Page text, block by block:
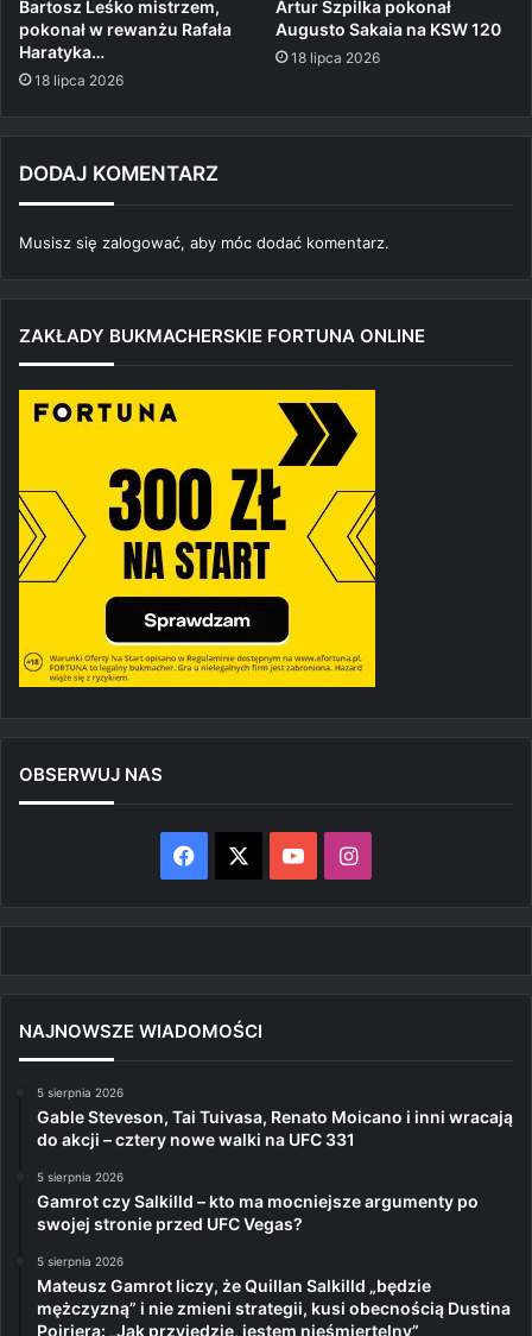
Bartosz Leśko mistrzem,
pokonał w rewanżu Rafała
Haratyka…
18 lipca 2026
Artur Szpilka pokonał
Augusto Sakaia na KSW 120
18 lipca 2026
DODAJ KOMENTARZ
Musisz się zalogować, aby móc dodać komentarz.
ZAKŁADY BUKMACHERSKIE FORTUNA ONLINE
OBSERWUJ NAS
Facebook YouTubeInstagram
NAJNOWSZE WIADOMOŚCI
5 sierpnia 2026
Gable Steveson, Tai Tuivasa, Renato Moicano i inni wracają
do akcji – cztery nowe walki na UFC 331
5 sierpnia 2026
Gamrot czy Salkilld – kto ma mocniejsze argumenty po
swojej stronie przed UFC Vegas?
5 sierpnia 2026
Mateusz Gamrot liczy, że Quillan Salkilld „będzie
mężczyzną” i nie zmieni strategii, kusi obecnością Dustina
Poiriera: „Jak przyjedzie, jestem nieśmiertelny”